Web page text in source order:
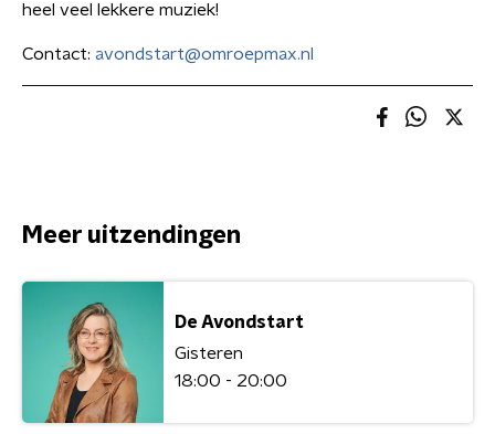
heel veel lekkere muziek!
Contact: avondstart@omroepmax.nl
Meer uitzendingen
De Avondstart
Gisteren
18:00 - 20:00